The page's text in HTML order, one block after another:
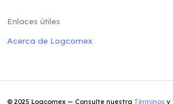
Enlaces útiles
Acerca de Logcomex
© 2025 Logcomex — Consulte nuestra Términos y